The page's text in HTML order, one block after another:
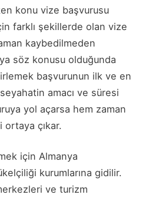
konu vize başvurusu
farklı şekillerde olan vize
kaybedilmeden
söz konusu olduğunda
başvurunun ilk ve en
amacı ve süresi
yol açarsa hem zaman
ortaya çıkar.
için Almanya
kurumlarına gidilir.
ve turizm